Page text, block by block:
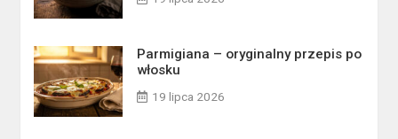
Parmigiana – oryginalny przepis po
włosku
19 lipca 2026